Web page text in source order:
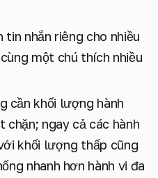
tin nhắn riêng cho nhiều
một chú thích nhiều
cần khối lượng hành
chặn; ngay cả các hành
khối lượng thấp cũng
nhanh hơn hành vi đa